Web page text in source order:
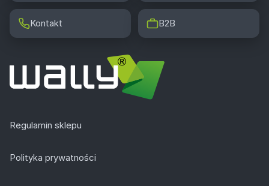
Kontakt B2B
Regulamin sklepu
Polityka prywatności